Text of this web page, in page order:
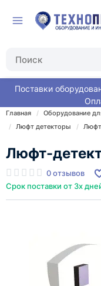
Поставки
Главная Оборудование
Люфт детекторы
Люфт-
0 отзывов
Срок поставки от 3х